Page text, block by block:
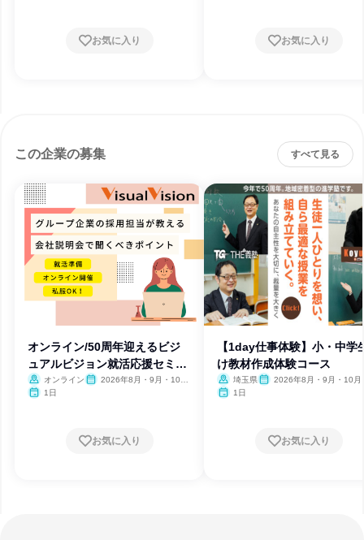
お気に入り お気に入り
この企業の募集 すべて見る
オンライン/50周年迎えるビジ
ュアルビジョン就活応援セミナ
ー
オンライン
2026年8月・9月・10
1日
お気に入り
【1day仕事体験】小・中学
け教材作成体験コース
埼玉県
2026年8月・9月・10月
1日
お気に入り